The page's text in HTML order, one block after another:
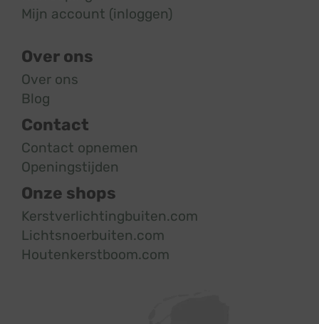
Mijn account (inloggen)
Over ons
Over ons
Blog
Contact
Contact opnemen
Openingstijden
Onze shops
Kerstverlichtingbuiten.com
Lichtsnoerbuiten.com
Houtenkerstboom.com